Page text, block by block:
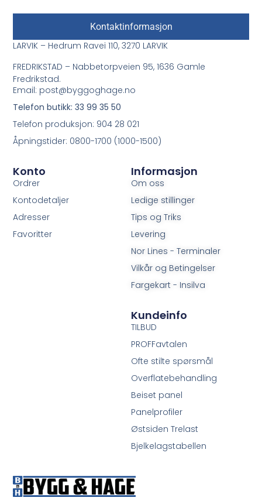
Informasjon
Om oss
Ledige stillinger
Tips og Triks
Levering
Nor Lines - Terminaler
Vilkår og Betingelser
Fargekart - Insilva
Konto
Ordrer
Kontodetaljer
Adresser
Favoritter
Kundeinfo
TILBUD
PROFFavtalen
Ofte stilte spørsmål
Overflatebehandling
Beiset panel
Panelprofiler
Østsiden Trelast
Bjelkelagstabellen
Kontaktinformasjon
LARVIK – Hedrum Ravei 110, 3270 LARVIK
FREDRIKSTAD – Nabbetorpveien 95, 1636 Gamle
Fredrikstad.
Email: post@byggoghage.no
Telefon butikk: 33 99 35 50
Telefon produksjon: 904 28 021
Åpningstider: 0800-1700 (1000-1500)